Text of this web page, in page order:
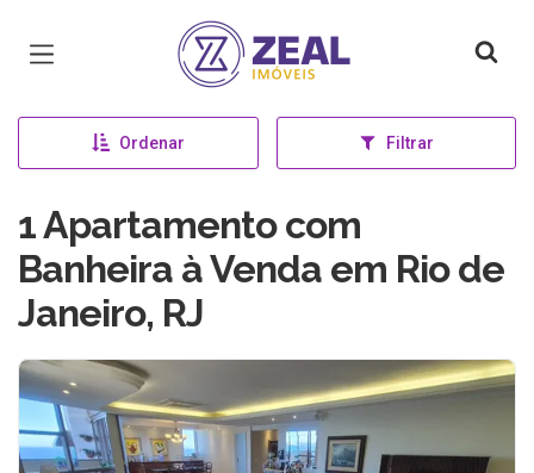
Página inicial
Ordenar Filtrar
1 Apartamento com
Banheira à Venda em Rio de
Janeiro, RJ